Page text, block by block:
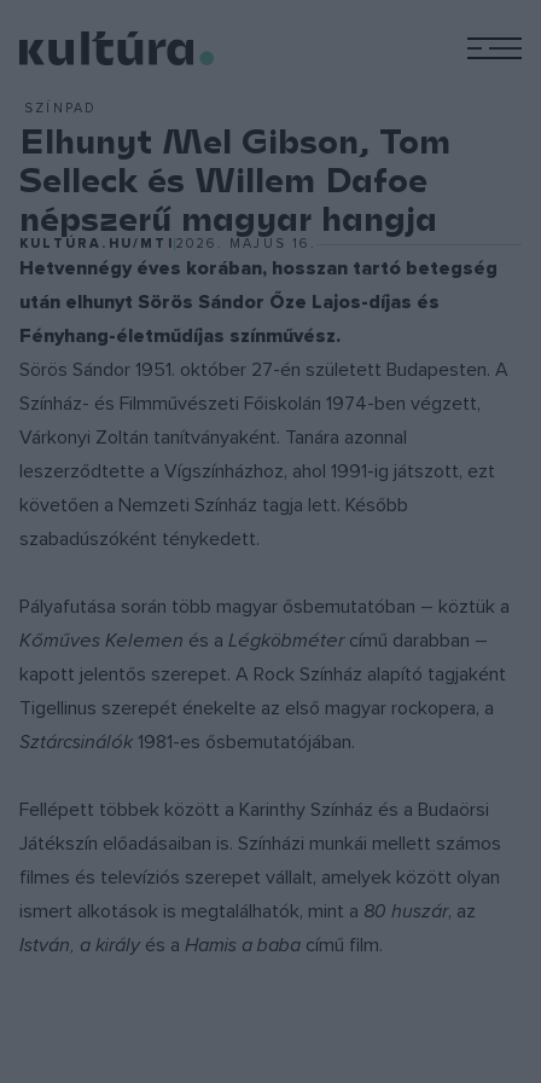
SZÍNPAD
Elhunyt Mel Gibson, Tom
Selleck és Willem Dafoe
népszerű magyar hangja
KULTÚRA.HU/MTI 2026. MÁJUS 16.
Hetvennégy éves korában, hosszan tartó betegség
után elhunyt Sörös Sándor Őze Lajos-díjas és
Fényhang-életműdíjas színművész.
Sörös Sándor 1951. október 27-én született Budapesten. A
Színház- és Filmművészeti Főiskolán 1974-ben végzett,
Várkonyi Zoltán tanítványaként. Tanára azonnal
leszerződtette a Vígszínházhoz, ahol 1991-ig játszott, ezt
követően a Nemzeti Színház tagja lett. Később
szabadúszóként ténykedett.
Pályafutása során több magyar ősbemutatóban – köztük a
Kőműves Kelemen és a Légköbmétercímű darabban –
kapott jelentős szerepet. A Rock Színház alapító tagjaként
Tigellinus szerepét énekelte az első magyar rockopera, a
Sztárcsinálók 1981-es ősbemutatójában.
Fellépett többek között a Karinthy Színház és a Budaörsi
Játékszín előadásaiban is. Színházi munkái mellett számos
filmes és televíziós szerepet vállalt, amelyek között olyan
ismert alkotások is megtalálhatók, mint a 80 huszár, az
István, a király és a Hamis a baba című film.